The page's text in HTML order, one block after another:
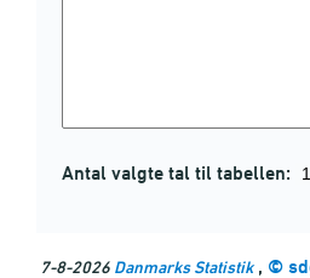
Antal valgte tal til tabellen:
7-8-2026 Danmarks Statistik, ©